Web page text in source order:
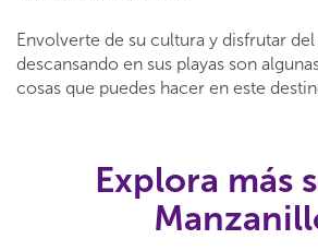
Envolverte de su cultura y disfrutar
descansando en sus playas son
cosas que puedes hacer en este
Explora más